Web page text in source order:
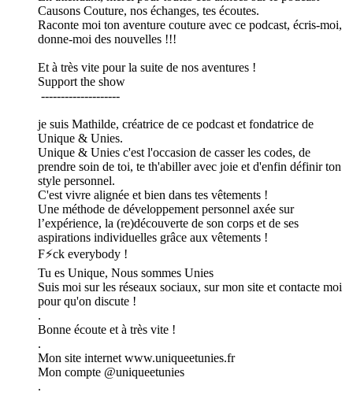
Causons Couture, nos échanges, tes écoutes.
Raconte moi ton aventure couture avec ce podcast, écris-moi,
donne-moi des nouvelles !!!
Et à très vite pour la suite de nos aventures !
Support the show
--------------------
je suis Mathilde, créatrice de ce podcast et fondatrice de
Unique & Unies.
Unique & Unies c'est l'occasion de casser les codes, de
prendre soin de toi, te th'abiller avec joie et d'enfin définir ton
style personnel.
C'est vivre alignée et bien dans tes vêtements !
Une méthode de développement personnel axée sur
l’expérience, la (re)découverte de son corps et de ses
aspirations individuelles grâce aux vêtements !
F⚡ck everybody !
Tu es Unique, Nous sommes Unies
Suis moi sur les réseaux sociaux, sur mon site et contacte moi
pour qu'on discute !
.
Bonne écoute et à très vite !
.
Mon site internet www.uniqueetunies.fr
Mon compte @uniqueetunies
.